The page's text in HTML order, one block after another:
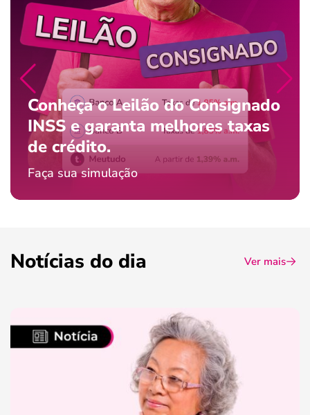
Conheça o Leilão do Consignado
INSS e garanta melhores taxas
de crédito.
Faça sua simulação
Notícias do dia Ver mais